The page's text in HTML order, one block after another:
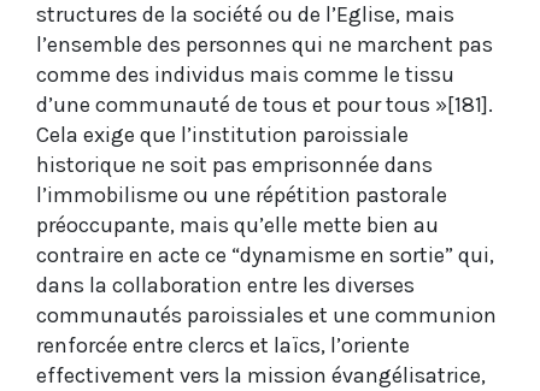
structures de la société ou de l’Eglise, mais
l’ensemble des personnes qui ne marchent pas
comme des individus mais comme le tissu
d’une communauté de tous et pour tous »[181].
Cela exige que l’institution paroissiale
historique ne soit pas emprisonnée dans
l’immobilisme ou une répétition pastorale
préoccupante, mais qu’elle mette bien au
contraire en acte ce “dynamisme en sortie” qui,
dans la collaboration entre les diverses
communautés paroissiales et une communion
renforcée entre clercs et laïcs, l’oriente
effectivement vers la mission évangélisatrice,